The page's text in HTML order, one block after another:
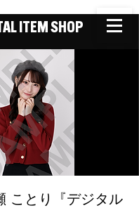
ITEM SHOP
ことり『デジタル